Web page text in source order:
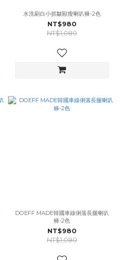
水洗刷白小抓皺顯瘦喇叭褲-2色
NT$980
NT$1,080
DOEFF MADE韓國車線俐落長腿喇叭
褲-2色
NT$980
NT$1,080